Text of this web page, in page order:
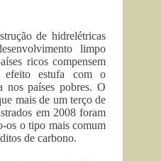
de hidrelétricas
limpo
ricos compensem
efeito estufa com o
nos países pobres. O
mais de um terço de
em 2008 foram
os o tipo mais comum
de carbono.